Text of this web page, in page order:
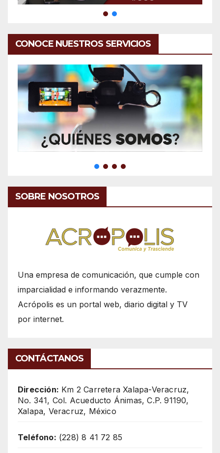
CONOCE NUESTROS SERVICIOS
SOBRE NOSOTROS
Una empresa de comunicación, que cumple con
imparcialidad e informando verazmente.
Acrópolis es un portal web, diario digital y TV
por internet.
CONTÁCTANOS
Dirección: Km 2 Carretera Xalapa-Veracruz,
No. 341, Col. Acueducto Ánimas, C.P. 91190,
Xalapa, Veracruz, México
Teléfono: (228) 8 41 72 85